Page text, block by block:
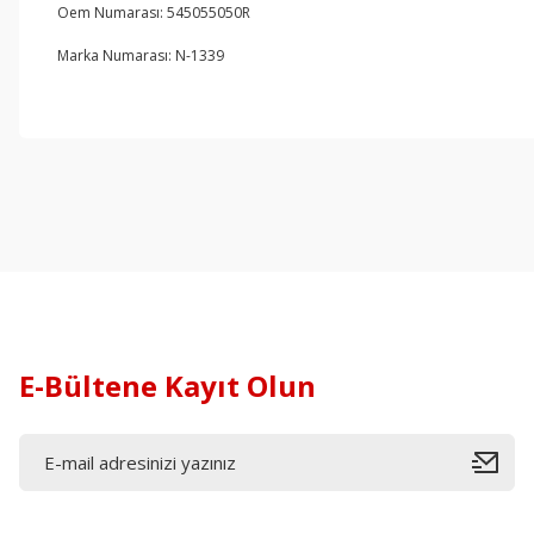
Oem Numarası: 545055050R
Marka Numarası: N-1339
E-Bültene Kayıt Olun